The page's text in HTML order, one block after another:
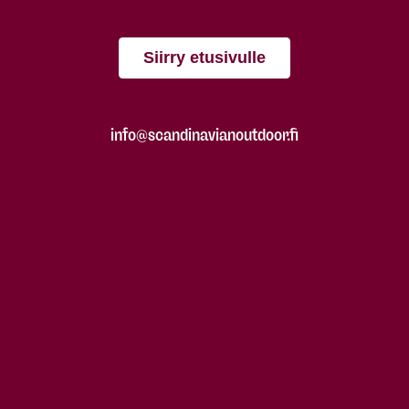
Siirry etusivulle
info@scandinavianoutdoor.fi